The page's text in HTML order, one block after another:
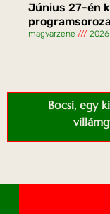
Június 27-én
magyarzene
Bocsi, egy